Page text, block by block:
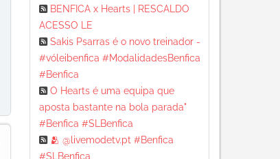
BENFICA x Hearts | RESCALDO
ACESSO LE
Sakis Psarras é o novo treinador -
#vóleibenfica #ModalidadesBenfica
#Benfica
O Hearts é uma equipa que
aposta bastante na bola parada"
#Benfica #SLBenfica
🫂 @livemodetv.pt #Benfica
#SLBenfica